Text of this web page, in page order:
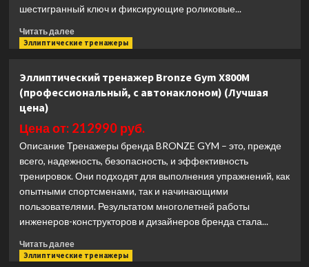
шестигранный ключ и фиксирующие роликовые...
Читать далееПрочитать
больше
тренажер
Matrix
Onyx
P1
Ascent
22
(Лучшая
Эллиптические тренажеры
Эллиптический тренажер Bronze Gym X800M
(профессиональный, с автонаклоном) (Лучшая
цена)
Цена от: 212990 руб.
Описание Тренажеры бренда BRONZE GYM – это, прежде
всего, надежность, безопасность, и эффективность
тренировок. Они подходят для выполнения упражнений, как
опытными спортсменами, так и начинающими
пользователями. Результатом многолетней работы
инженеров-конструкторов и дизайнеров бренда стала...
Читать далееПрочитать
больше
Эллиптические тренажеры